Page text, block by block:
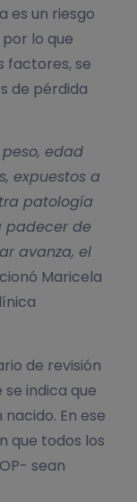
es un riesgo
lo que
factores, se
de pérdida
edad
expuestos a
patología
padecer de
avanza, el
Maricela
de revisión
indica que
En ese
que todos los
sean